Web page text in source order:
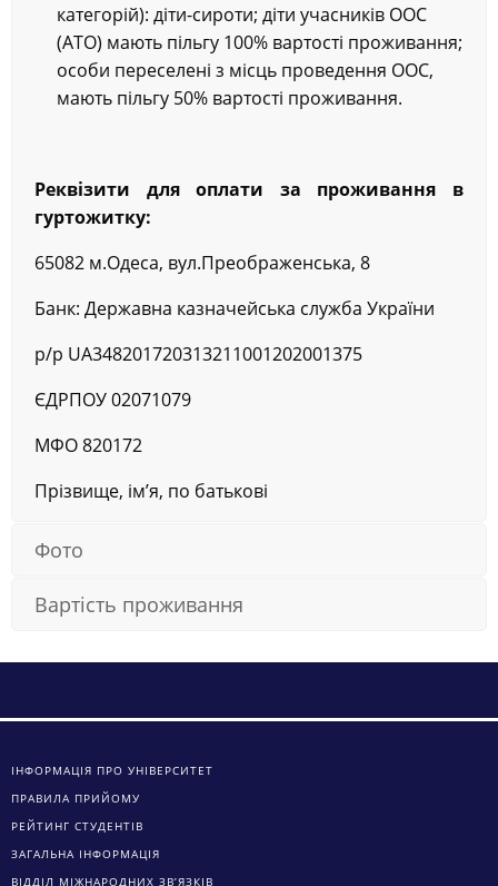
категорій): діти-сироти; діти учасників ООС
(АТО) мають пільгу 100% вартості проживання;
особи переселені з місць проведення ООС,
мають пільгу 50% вартості проживання.
Реквізити для оплати за проживання в
гуртожитку:
65082 м.Одеса, вул.Преображенська, 8
Банк: Державна казначейська служба України
р/р UA348201720313211001202001375
ЄДРПОУ 02071079
МФО 820172
Прізвище, ім’я, по батькові
Фото
Вартість проживання
ІНФОРМАЦІЯ ПРО УНІВЕРСИТЕТ
ПРАВИЛА ПРИЙОМУ
РЕЙТИНГ СТУДЕНТІВ
ЗАГАЛЬНА ІНФОРМАЦІЯ
ВІДДІЛ МІЖНАРОДНИХ ЗВ’ЯЗКІВ